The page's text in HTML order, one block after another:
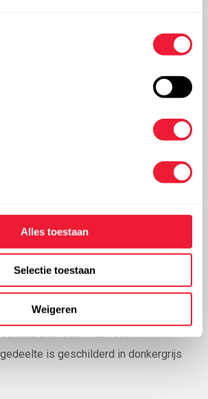
Alles toestaan
Selectie toestaan
Weigeren
3.0
EN 1089):
in rood RAL 3000
is geschilderd in donkergrijs